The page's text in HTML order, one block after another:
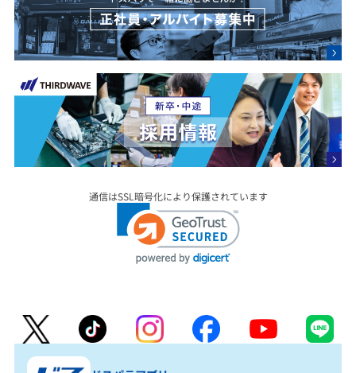
通信はSSL暗号化により保護されています